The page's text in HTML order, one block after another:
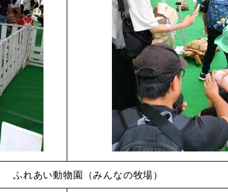
ふれあい動物園（みんなの牧場）